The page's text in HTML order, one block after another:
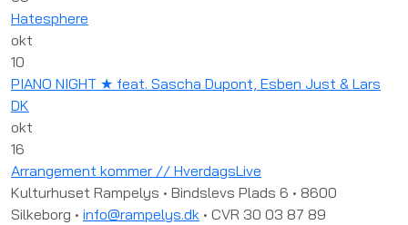
Hatesphere
okt
10
PIANO NIGHT ★ feat. Sascha Dupont, Esben Just & Lars
DK
okt
16
Arrangement kommer // HverdagsLive
Kulturhuset Rampelys • Bindslevs Plads 6 • 8600
Silkeborg • info@rampelys.dk • CVR 30 03 87 89